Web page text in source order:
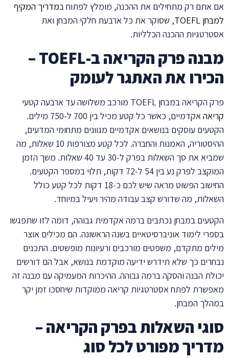
אם אתם רק מתחילים את ההכנה, מומלץ לפתוח במדריך המקיף
למבחן TOEFL
, שסוקר את כל ארבעת חלקי המבחן ואת
אסטרטגיות ההכנה הכלליות.
מבנה פרק הקריאה ב-TOEFL –
הכירו את האתגר לעומק
פרק הקריאה במבחן TOEFL מורכב משלושה עד ארבעה קטעי
קריאה
אקדמיים, כאשר כל קטע מכיל בין 700 ל-750 מילים.
הקטעים עוסקים בנושאים אקדמיים מגוונים מתחומי המדעים,
ההיסטוריה, האמנות והחברה. לכל קטע מצורפות 10 שאלות, מה
שמביא את סך השאלות בפרק ל-30 עד 40 שאלות. משך הזמן
המוקצב לפרק נע בין 54 ל-72 דקות, תלוי במספר הקטעים.
החישוב הפשוט מראה שיש לכם כ-18 דקות לכל קטע כולל
השאלות, מה שדורש קצב עבודה מהיר ויעיל במיוחד.
הקטעים במבחן נכתבים ברמה אקדמית גבוהה, דומה לזו שתפגשו
בספרי לימוד אוניברסיטאיים בשנה הראשונה. הם מכילים אוצר
מילים מתקדם, משפטים מורכבים ורעיונות מופשטים. התכנים
נבחרים כך שלא תידרש ידיעה מוקדמת בנושא, אבל הם דורשים
יכולת הבנה והסקה ברמה גבוהה. ההיכרות המעמיקה עם מבנה זה
מאפשרת לפתח אסטרטגיות קריאה ממוקדות שיחסכו זמן יקר
במהלך המבחן.
סוגי השאלות בפרק הקריאה –
מדריך מפורט לכל סוג